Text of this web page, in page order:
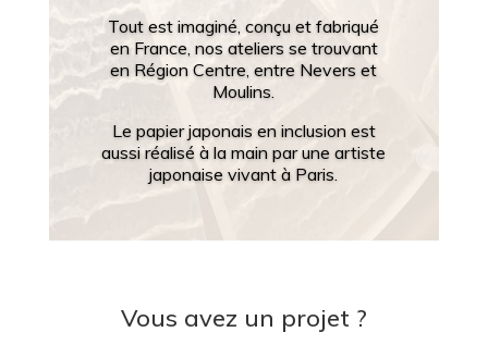
Tout est imaginé, conçu et fabriqué
en France, nos ateliers se trouvant
en Région Centre, entre Nevers et
Moulins.
Le papier japonais en inclusion est
aussi réalisé à la main par une artiste
japonaise vivant à Paris.
Vous avez un projet ?